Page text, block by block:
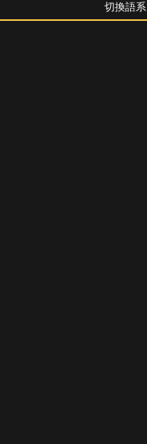
切換語系